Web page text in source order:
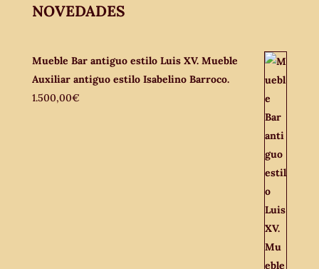
NOVEDADES
Mueble Bar antiguo estilo Luis XV. Mueble
Auxiliar antiguo estilo Isabelino Barroco.
1.500,00€